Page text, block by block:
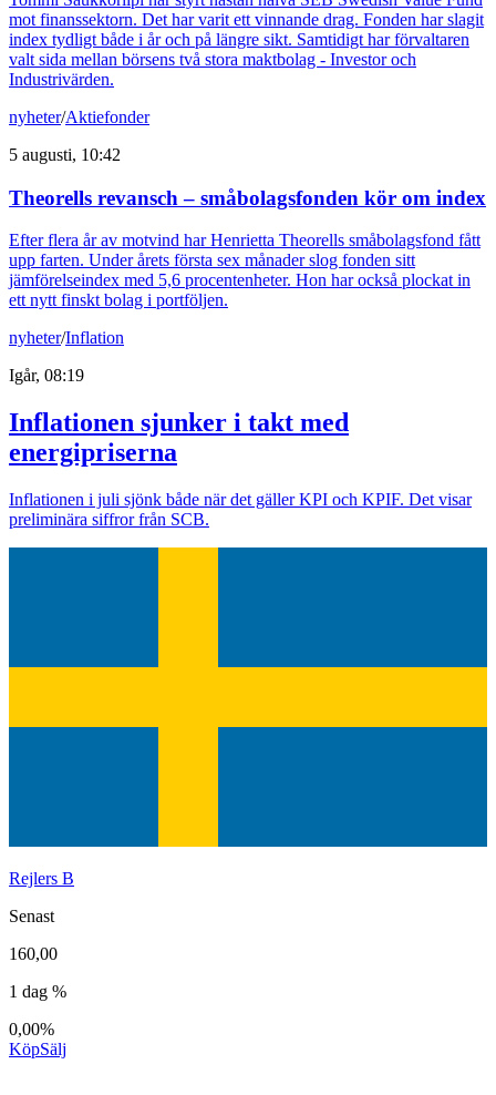
mot finanssektorn. Det har varit ett vinnande drag. Fonden har slagit
index tydligt både i år och på längre sikt. Samtidigt har förvaltaren
valt sida mellan börsens två stora maktbolag - Investor och
Industrivärden.
nyheter/Aktiefonder
5 augusti, 10:42
Theorells revansch – småbolagsfonden kör om index
Efter flera år av motvind har Henrietta Theorells småbolagsfond fått
upp farten. Under årets första sex månader slog fonden sitt
jämförelseindex med 5,6 procentenheter. Hon har också plockat in
ett nytt finskt bolag i portföljen.
nyheter/Inflation
Igår, 08:19
Inflationen sjunker i takt med
energipriserna
Inflationen i juli sjönk både när det gäller KPI och KPIF. Det visar
preliminära siffror från SCB.
Rejlers B
Senast
160,00
1 dag %
0,00%
KöpSälj